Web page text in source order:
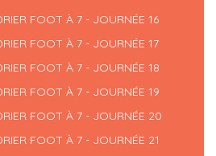
FOOT À 7 - JOURNÉE 16
FOOT À 7 - JOURNÉE 17
FOOT À 7 - JOURNÉE 18
FOOT À 7 - JOURNÉE 19
FOOT À 7 - JOURNÉE 20
FOOT À 7 - JOURNÉE 21